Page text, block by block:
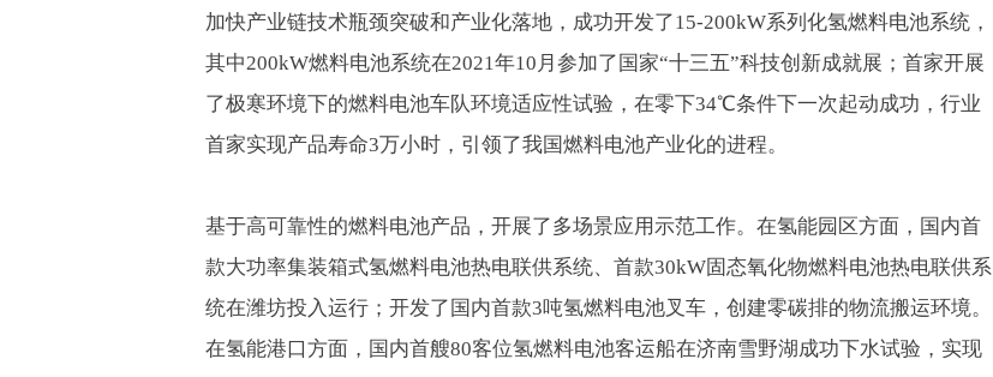
加快产业链技术瓶颈突破和产业化落地，成功开发了15-200kW系列化氢燃料电池系统，
其中200kW燃料电池系统在2021年10 月参加了国家“十三五”科技创新成就展；首家开展
了极寒环境下的燃料电池车队环境适应性试验，在零下34℃条件下一次起动成功，行业
首家实现产品寿命3万小时，引领了我国燃料电池产业化的进程。
基于高可靠性的燃料电池产品，开展了多场景应用示范工作。在氢能园区方面，国内首
款大功率集装箱式氢燃料电池热电联供系统、首款30kW固态氧化物燃料电池热电联供系
统在潍坊投入运行；开发了国内首款3吨氢燃料电池叉车，创建零碳排的物流搬运环境。
在氢能港口方面，国内首艘80客位氢燃料电池客运船在济南雪野湖成功下水试验，实现